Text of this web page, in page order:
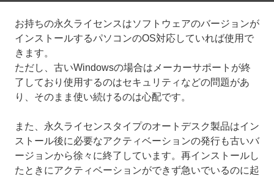
お持ちの永久ライセンスはソフトウェアのバージョンが
インストールするパソコンのOS対応していれば使用で
きます。
ただし、古いWindowsの場合はメーカーサポートが終
了しており使用するのはセキュリティなどの問題があ
り、そのまま使い続けるのは心配です。
また、永久ライセンスタイプのオートデスク製品はイン
ストール後に必要なアクティベーションの発行も古いバ
ージョンから徐々に終了しています。再インストールし
たときにアクティベーションができず急いでいるのに起